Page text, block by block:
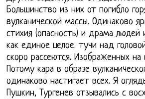
Большинство из них от погибло
вулканической массы. Одинаково
стихия (опасность) и драма людей
как единое целое. тучи над
скоро рассеются. Изображенных на
Потому кара в образе
одинаково настигает всех. Я
Пушкин, Тургенев отзывались с